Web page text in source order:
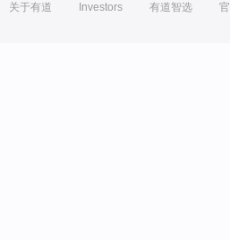
关于有道 Investors 有道智选